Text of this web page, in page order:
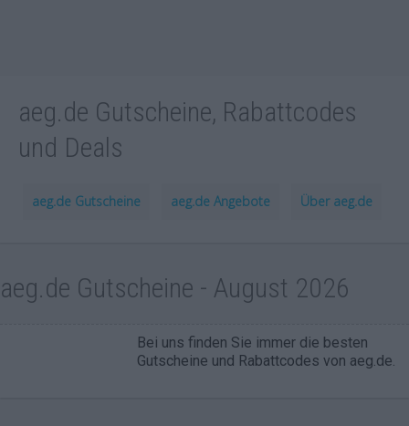
aeg.de Gutscheine, Rabattcodes
und Deals
aeg.de Gutscheine aeg.de Angebote Über aeg.de
aeg.de Gutscheine - August 2026
Bei uns finden Sie immer die besten
Gutscheine und Rabattcodes von aeg.de.